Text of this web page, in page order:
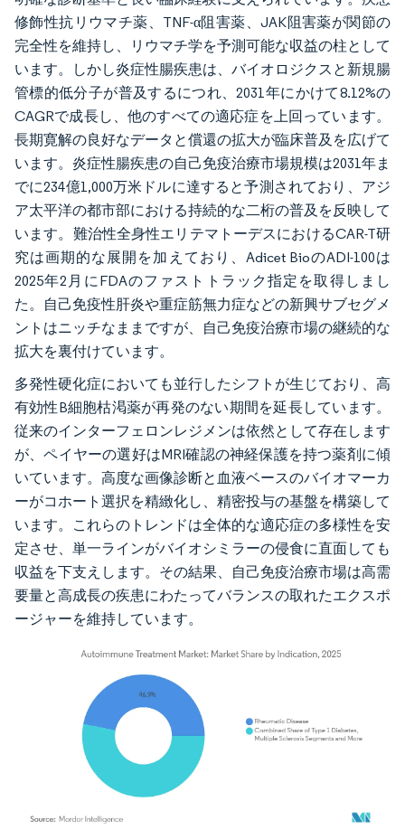
修飾性抗リウマチ薬、TNF-α阻害薬、JAK阻害薬が関節の
完全性を維持し、リウマチ学を予測可能な収益の柱として
います。しかし炎症性腸疾患は、バイオロジクスと新規腸
管標的低分子が普及するにつれ、2031年にかけて8.12%の
CAGRで成長し、他のすべての適応症を上回っています。
長期寛解の良好なデータと償還の拡大が臨床普及を広げて
います。炎症性腸疾患の自己免疫治療市場規模は2031年ま
でに234億1,000万米ドルに達すると予測されており、アジ
ア太平洋の都市部における持続的な二桁の普及を反映して
います。難治性全身性エリテマトーデスにおけるCAR-T研
究は画期的な展開を加えており、Adicet BioのADI-100は
2025年2月にFDAのファストトラック指定を取得しまし
た。自己免疫性肝炎や重症筋無力症などの新興サブセグメ
ントはニッチなままですが、自己免疫治療市場の継続的な
拡大を裏付けています。
多発性硬化症においても並行したシフトが生じており、高
有効性B細胞枯渇薬が再発のない期間を延長しています。
従来のインターフェロンレジメンは依然として存在します
が、ペイヤーの選好はMRI確認の神経保護を持つ薬剤に傾
いています。高度な画像診断と血液ベースのバイオマーカ
ーがコホート選択を精緻化し、精密投与の基盤を構築して
います。これらのトレンドは全体的な適応症の多様性を安
定させ、単一ラインがバイオシミラーの侵食に直面しても
収益を下支えします。その結果、自己免疫治療市場は高需
要量と高成長の疾患にわたってバランスの取れたエクスポ
ージャーを維持しています。